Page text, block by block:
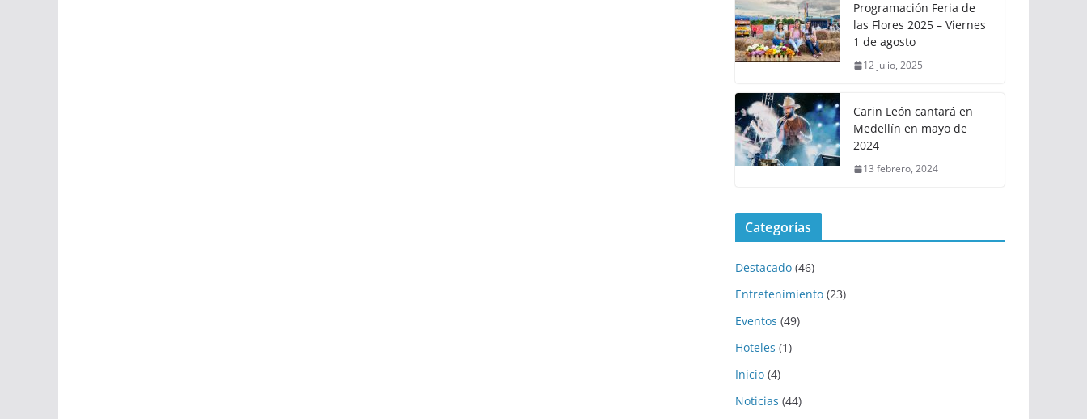
Programación Feria de
las Flores 2025 – Viernes
1 de agosto
12 julio, 2025
Carin León cantará en
Medellín en mayo de
2024
13 febrero, 2024
Categorías
Destacado (46)
Entretenimiento (23)
Eventos (49)
Hoteles (1)
Inicio (4)
Noticias (44)